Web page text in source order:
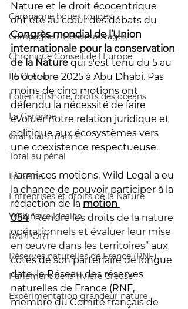
Campagne boues rouges
Campagne rivières sauvages
Chronique Conseil de l'Europe
Le Chéran
Éolien offshore, droits des océans
La Garonne
Granulats marins
Total au pénal
La Seine
Entreprises et droits de la Nature
Webinaire Idealco
RAPPORT
Réserves naturelles de France (RNF)
Parlement de la rivière Creuse
Expérimentation grandeur nature
Nature et le droit écocentrique
ont été au cœur des débats du
Congrès mondial de l’Union
internationale pour la conservation
de la Nature qui s'est tenu du 5 au
15 octobre 2025 à Abu Dhabi. Pas
moins de cinq motions ont
défendu la nécessité de faire
évoluer notre relation juridique et
politique aux écosystèmes vers
une coexistence respectueuse.
Parmi ces motions, Wild Legal a eu
la chance de pouvoir participer à la
rédaction de la motion
054 “Rendre les droits de la nature
opérationnels et évaluer leur mise
en œuvre dans les territoires” aux
côtés de son partenaire de longue
date, le Réseau des réserves
naturelles de France (RNF,
membre du Comité français de